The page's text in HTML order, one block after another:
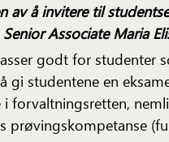
av å invitere til
Associate Maria
godt for studenter
gi studentene en
i forvaltningsretten,
prøvingskompetanse